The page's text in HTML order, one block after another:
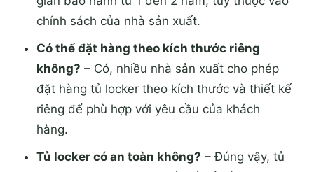
chính sách của nhà sản xuất.
Có thể đặt hàng theo kích thước riêng
không? – Có, nhiều nhà sản xuất cho phép
đặt hàng tủ locker theo kích thước và thiết kế
riêng để phù hợp với yêu cầu của khách
hàng.
Tủ locker có an toàn không? – Đúng vậy, tủ